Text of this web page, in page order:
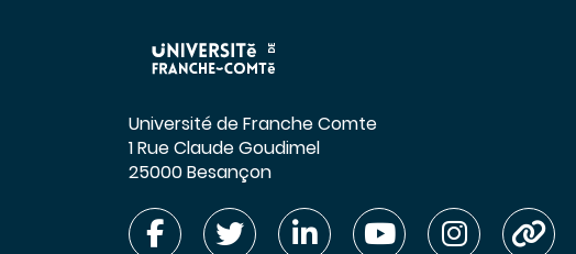
Université de Franche Comte
1 Rue Claude Goudimel
25000 Besançon